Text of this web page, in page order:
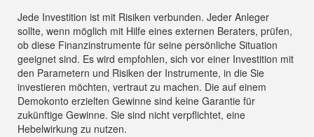
Jede Investition ist mit Risiken verbunden. Jeder Anleger
sollte, wenn möglich mit Hilfe eines externen Beraters, prüfen,
ob diese Finanzinstrumente für seine persönliche Situation
geeignet sind. Es wird empfohlen, sich vor einer Investition mit
den Parametern und Risiken der Instrumente, in die Sie
investieren möchten, vertraut zu machen. Die auf einem
Demokonto erzielten Gewinne sind keine Garantie für
zukünftige Gewinne. Sie sind nicht verpflichtet, eine
Hebelwirkung zu nutzen.